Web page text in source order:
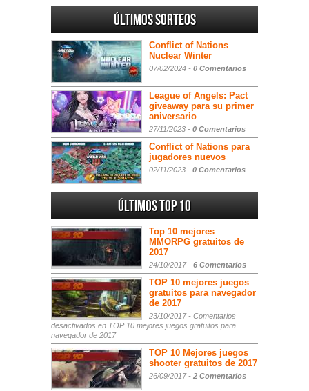
Últimos sorteos
Conflict of Nations
Nuclear Winter
07/02/2024 - 0 Comentarios
League of Angels: Pact
giveaway para su primer
aniversario
27/11/2023 - 0 Comentarios
Conflict of Nations para
jugadores nuevos
02/11/2023 - 0 Comentarios
Últimos Top 10
Top 10 mejores
MMORPG gratuitos de
2017
24/10/2017 - 6 Comentarios
TOP 10 mejores juegos
gratuitos para navegador
de 2017
23/10/2017 - Comentarios
desactivados en TOP 10 mejores juegos gratuitos para
navegador de 2017
TOP 10 Mejores juegos
shooter gratuitos de 2017
26/09/2017 - 2 Comentarios